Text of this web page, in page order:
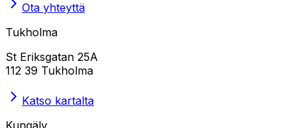
Ota yhteyttä
Tukholma
St Eriksgatan 25A
112 39 Tukholma
Katso kartalta